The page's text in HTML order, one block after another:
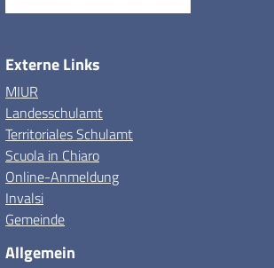
Externe Links
MIUR
Landesschulamt
Territoriales Schulamt
Scuola in Chiaro
Online-Anmeldung
Invalsi
Gemeinde
Allgemein